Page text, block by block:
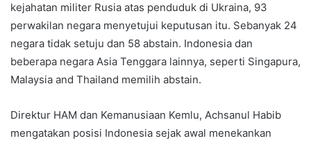
kejahatan militer Rusia atas penduduk di Ukraina, 93
perwakilan negara menyetujui keputusan itu. Sebanyak 24
negara tidak setuju dan 58 abstain. Indonesia dan
beberapa negara Asia Tenggara lainnya, seperti Singapura,
Malaysia and Thailand memilih abstain.
Direktur HAM dan Kemanusiaan Kemlu, Achsanul Habib
mengatakan posisi Indonesia sejak awal menekankan